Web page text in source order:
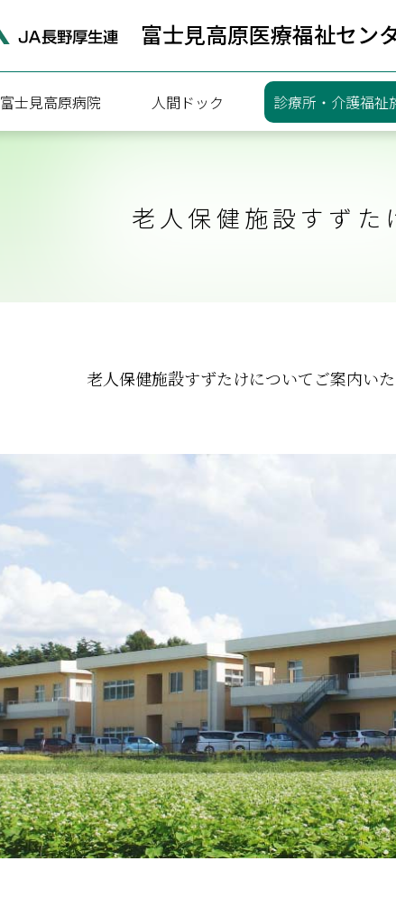
富士見高原医療福祉セン
富士見高原病院
検査のご案内（連携医療機関向け）
外来栄養指導のご案内
ご予約について
人間ドック
一泊ドック予約状況
診療所・介護福祉
老人保健施設すずた
老人保健施設すずたけについてご案内いた